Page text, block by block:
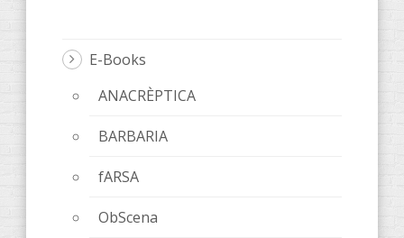
E-Books
ANACRÈPTICA
BARBARIA
fARSA
ObScena